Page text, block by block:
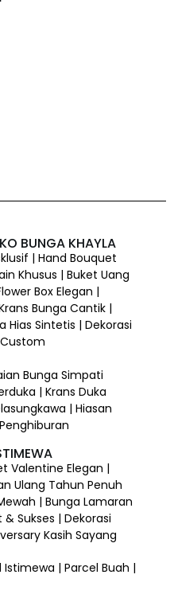
BUNGA KHAYLA
| Hand Bouquet
Khusus | Buket Uang
Box Elegan |
Bunga Cantik |
Hias Sintetis | Dekorasi
Bunga Simpati
| Krans Duka
| Hiasan
Valentine Elegan |
Ulang Tahun Penuh
| Bunga Lamaran
Sukses | Dekorasi
Kasih Sayang
Istimewa | Parcel Buah |